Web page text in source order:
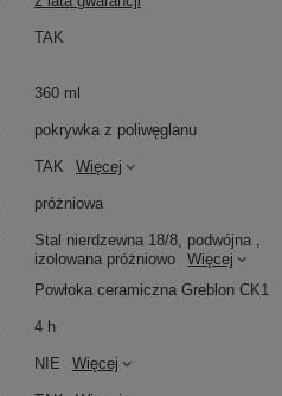
TAK
360 ml
pokrywka z poliwęglanu
TAK Więcej
próżniowa
Stal nierdzewna 18/8, podwójna ,
izolowana próżniowo
Więcej
Powłoka ceramiczna Greblon CK1
4 h
NIE Więcej